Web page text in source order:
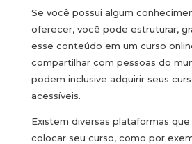
Se você possui algum
oferecer, você pode estruturar,
esse conteúdo em um curso
compartilhar com pessoas do
podem inclusive adquirir seus
acessíveis.
Existem diversas plataformas
colocar seu curso, como por